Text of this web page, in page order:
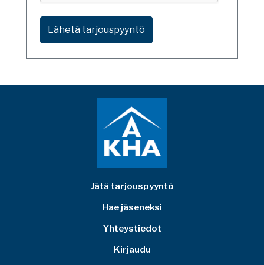
Jätä tarjouspyyntö
Hae jäseneksi
Yhteystiedot
Kirjaudu